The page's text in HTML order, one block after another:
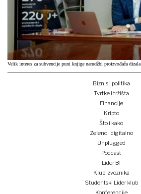
Velik interes za subvencije puni knjige narudžbi proizvođača dizala
Biznis i politika
Tvrtke i tržišta
Financije
Kripto
Što i kako
Zeleno i digitalno
Unplugged
Podcast
Lider BI
Klub izvoznika
Studentski Lider klub
Konferencije